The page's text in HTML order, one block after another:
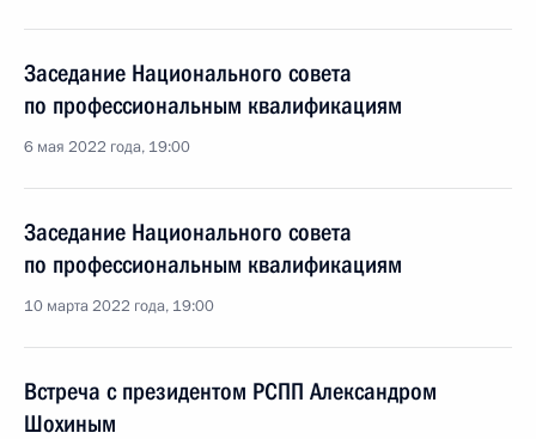
Заседание Национального совета
по профессиональным квалификациям
6 мая 2022 года, 19:00
Заседание Национального совета
по профессиональным квалификациям
10 марта 2022 года, 19:00
Встреча с президентом РСПП Александром
Шохиным